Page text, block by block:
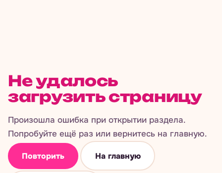
Не удалось
загрузить страницу
Произошла ошибка при открытии раздела.
Попробуйте ещё раз или вернитесь на главную.
Повторить На главную